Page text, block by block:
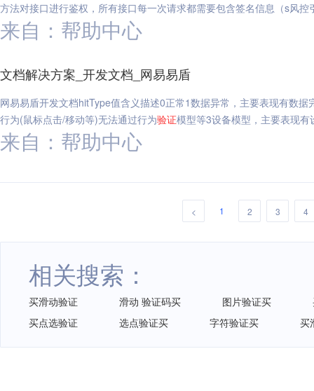
方法对接口进行鉴权，所有接口每一次请求都需要包含签名信息（s风控
来自：帮助中心
文档解决方案_开发文档_网易易盾
网易易盾开发文档hitType值含义描述0正常1数据异常，主要表现有数
行为(鼠标点击/移动等)无法通过行为验证模型等3设备模型，主要表现
来自：帮助中心
< 1 2 3 4
相关搜索：
买滑动验证 滑动 验证码买 图片验证买
买点选验证
选点验证买 字符验证买 买